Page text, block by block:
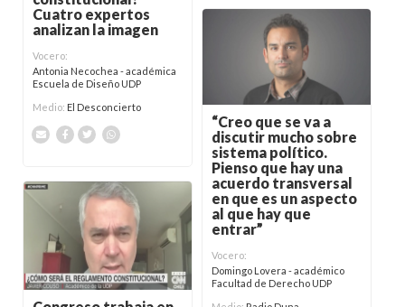
Cuatro expertos
analizan la imagen
Vocero:
Antonia Necochea - académica
Escuela de Diseño UDP
Medio: El Desconcierto
“Creo que se va a
discutir mucho sobre
sistema político.
Pienso que hay una
acuerdo transversal
en que es un aspecto
al que hay que
entrar”
Vocero:
Domingo Lovera - académico
Facultad de Derecho UDP